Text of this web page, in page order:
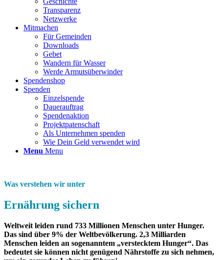
Transparenz
Netzwerke
Mitmachen
Für Gemeinden
Downloads
Gebet
Wandern für Wasser
Werde Armutsüberwinder
Spendenshop
Spenden
Einzelspende
Dauerauftrag
Spendenaktion
Projektpatenschaft
Als Unternehmen spenden
Wie Dein Geld verwendet wird
Menu Menu
Was verstehen wir unter
Ernährung sichern
Weltweit leiden rund 733 Millionen Menschen unter Hunger.
Das sind über 9% der Weltbevölkerung. 2,3 Milliarden
Menschen leiden an sogenanntem „verstecktem Hunger“. Das
bedeutet sie können nicht genügend Nährstoffe zu sich nehmen,